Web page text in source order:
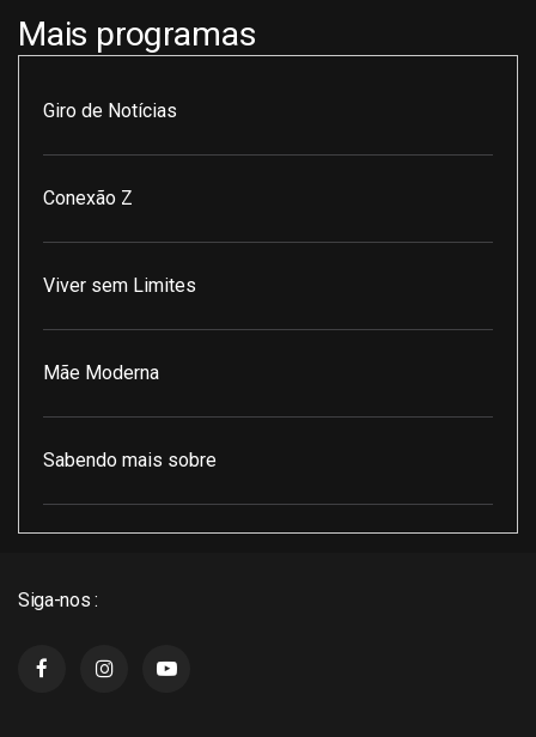
Mais programas
Giro de Notícias
Conexão Z
Viver sem Limites
Mãe Moderna
Sabendo mais sobre
Siga-nos :